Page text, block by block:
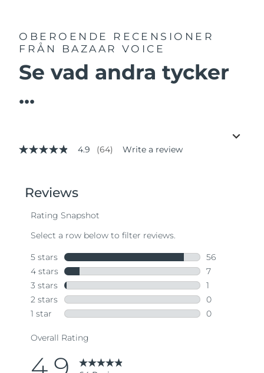
OBEROENDE RECENSIONER
FRÅN BAZAAR VOICE
Se vad andra tycker
...
4.9
stars,
average
value.
Same
page
link.
4.9 (64) Write a review